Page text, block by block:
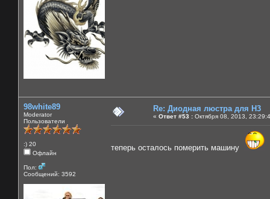
98white89
Moderator
Пользователи
:) 20
Офлайн
Пол:
Сообщений: 3592
Re: Диодная люстра для Н3
« Ответ #53 : Октября 08, 2013,
теперь осталось померить машину